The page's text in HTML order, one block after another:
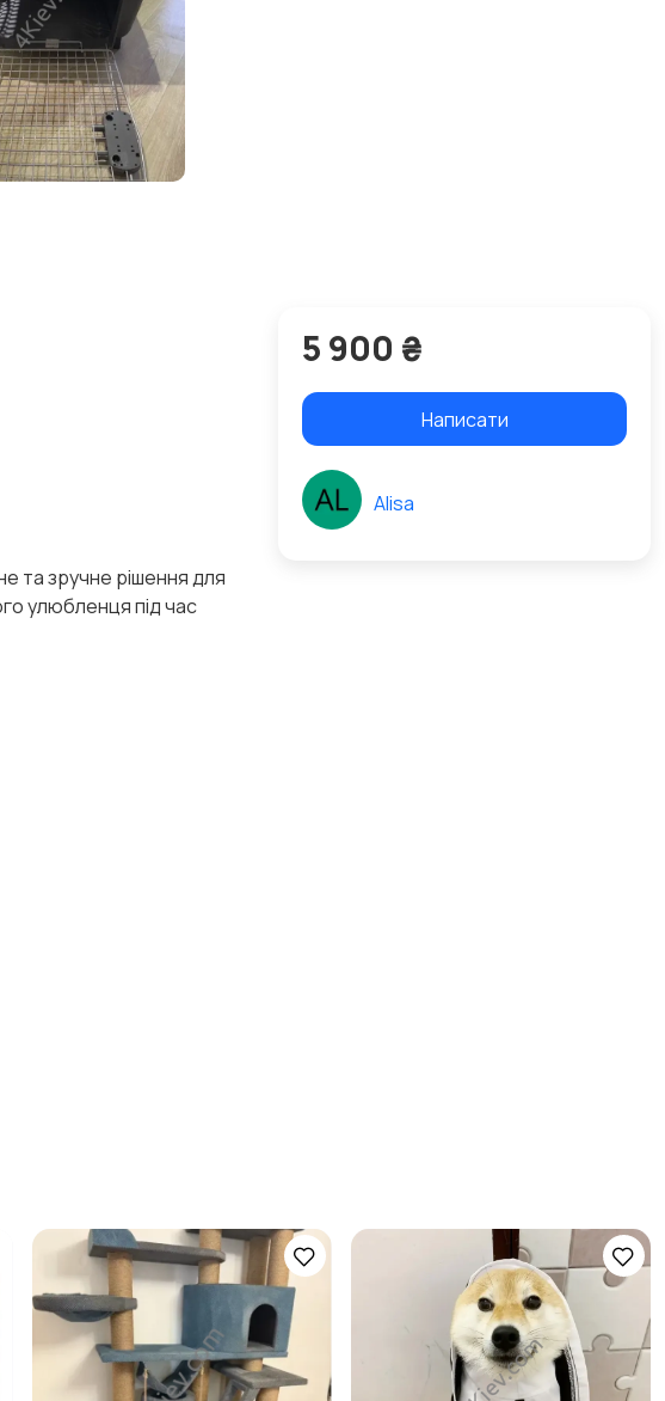
та зручне рішення для
улюбленця під час
5 900 ₴
Написати
Alisa